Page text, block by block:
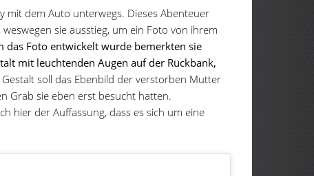
mit dem Auto unterwegs. Dieses Abenteuer
sie ausstieg, um ein Foto von ihrem
das Foto entwickelt wurde bemerkten sie
mit leuchtenden Augen auf der Rückbank,
Gestalt soll das Ebenbild der verstorben Mutter
Grab sie eben erst besucht hatten.
hier der Auffassung, dass es sich um eine